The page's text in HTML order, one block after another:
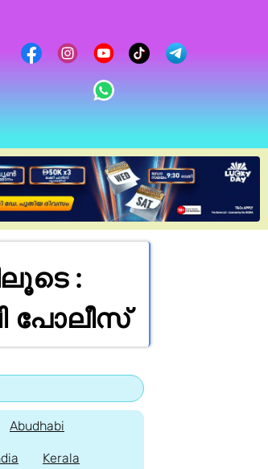
:
പോലീസ്
Abudhabi
Kerala